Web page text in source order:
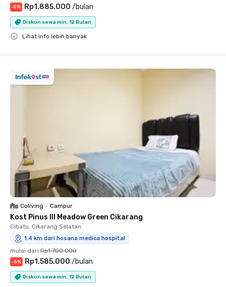
-5% Rp1.885.000 /bulan
Diskon sewa min. 12 Bulan
Lihat info lebih banyak
Coliving • Campur
Kost Pinus III Meadow Green Cikarang
Cibatu, Cikarang Selatan
1.4 km dari hosana medica hospital
mulai dari Rp1.700.000
-6% Rp1.585.000 /bulan
Diskon sewa min. 12 Bulan